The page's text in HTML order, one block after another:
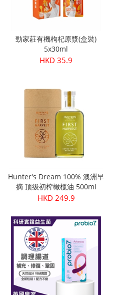
勁家莊有機枸杞原漿(盒裝)
5x30ml
HKD 35.9
Hunter's Dream 100% 澳洲早
摘 顶级初榨橄榄油 500ml
HKD 249.9